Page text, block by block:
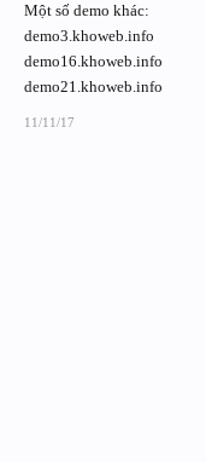
Một số demo khác:
demo3.khoweb.info
demo16.khoweb.info
demo21.khoweb.info
11/11/17